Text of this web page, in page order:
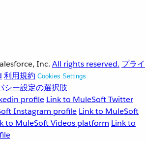
Inc. All rights reserved. プライ
利用規約 Cookies Settings
シー設定の選択肢
profile Link to MuleSoft Twitter
Instagram profile Link to MuleSoft
to MuleSoft Videos platform Link to